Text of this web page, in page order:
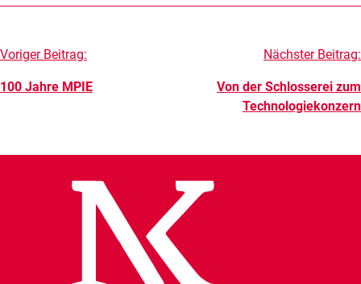
Beitragsnavigation
Voriger Beitrag:
100 Jahre MPIE
Nächster Beitrag:
Von der Schlosserei zum
Technologiekonzern